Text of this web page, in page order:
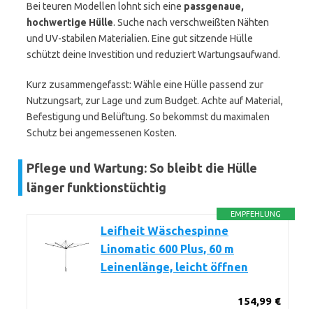
Bei teuren Modellen lohnt sich eine passgenaue,
hochwertige Hülle. Suche nach verschweißten Nähten
und UV-stabilen Materialien. Eine gut sitzende Hülle
schützt deine Investition und reduziert Wartungsaufwand.
Kurz zusammengefasst: Wähle eine Hülle passend zur
Nutzungsart, zur Lage und zum Budget. Achte auf Material,
Befestigung und Belüftung. So bekommst du maximalen
Schutz bei angemessenen Kosten.
Pflege und Wartung: So bleibt die Hülle
länger funktionstüchtig
EMPFEHLUNG
Leifheit Wäschespinne
Linomatic 600 Plus, 60 m
Leinenlänge, leicht öffnen
154,99 €